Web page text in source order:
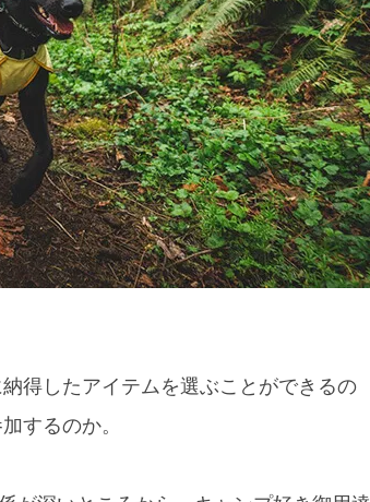
得したアイテムを選ぶことができるの
するのか。